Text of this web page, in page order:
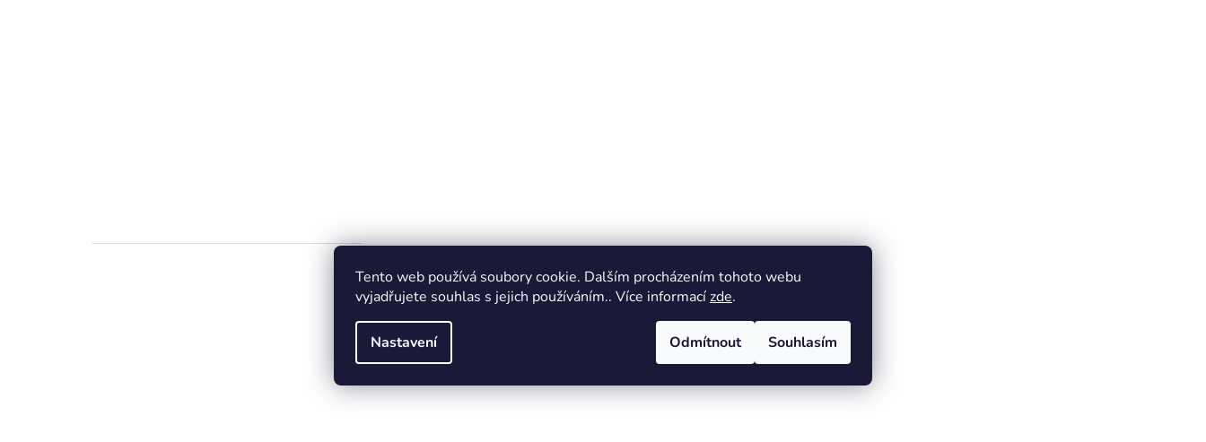
Tento web používá soubory cookie. Dalším procházením tohoto webu
vyjadřujete souhlas s jejich používáním.. Více informacízde.
Nastavení Odmítnout Souhlasím